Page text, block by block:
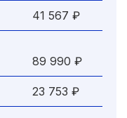
41 567 ₽
89 990 ₽
23 753 ₽